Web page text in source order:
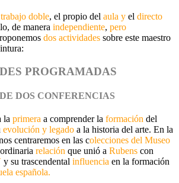
trabajo doble, el propio del aula y el directo
de manera independiente, pero
dos actividades sobre este maestro
PROGRAMADAS
DOS CONFERENCIAS
la primera a comprender la formación del
evolución y legado a la historia del arte. En la
centraremos en las colecciones del Museo
relación que unió a Rubens con
y su trascendental influencia en la formación
española.